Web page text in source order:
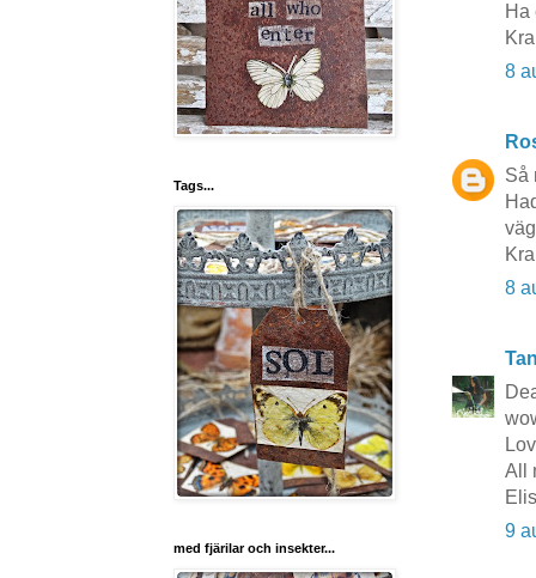
Ha
8
Så
8
All
9
Tags...
med fjärilar och insekter...